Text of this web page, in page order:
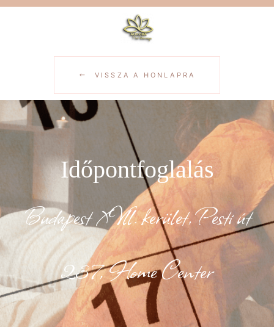
VISSZA A HONLAPRA
Időpontfoglalás
Budapest XVll. kerület, Pesti út
237, Home Center